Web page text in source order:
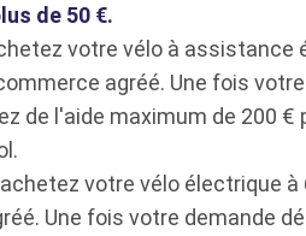
de 50 €.
votre vélo à assistance
agréé. Une fois
de l'aide maximum de 200 €
votre vélo électrique
Une fois votre demande